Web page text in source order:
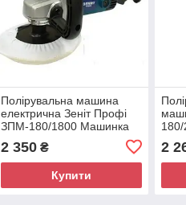
Полірувальна машина
електрична Зеніт Профі
ЗПМ-180/1800 Машинка
2 350₴
Купити
180/
2